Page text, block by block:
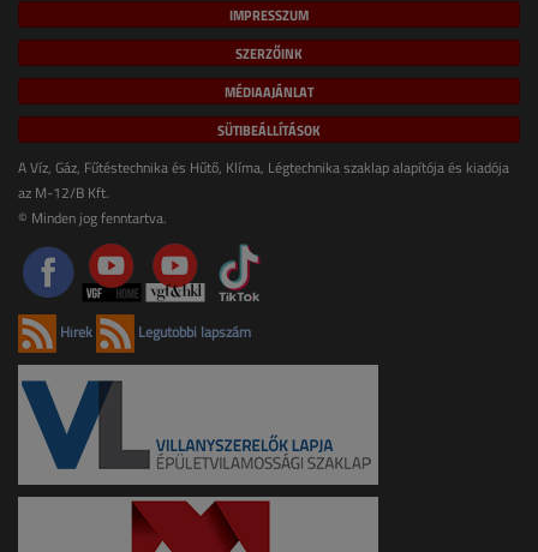
IMPRESSZUM
SZERZŐINK
MÉDIAAJÁNLAT
SÜTIBEÁLLÍTÁSOK
A Víz, Gáz, Fűtéstechnika és Hűtő, Klíma, Légtechnika szaklap alapítója és kiadója
az M-12/B Kft.
© Minden jog fenntartva.
Hírek Legutóbbi lapszám